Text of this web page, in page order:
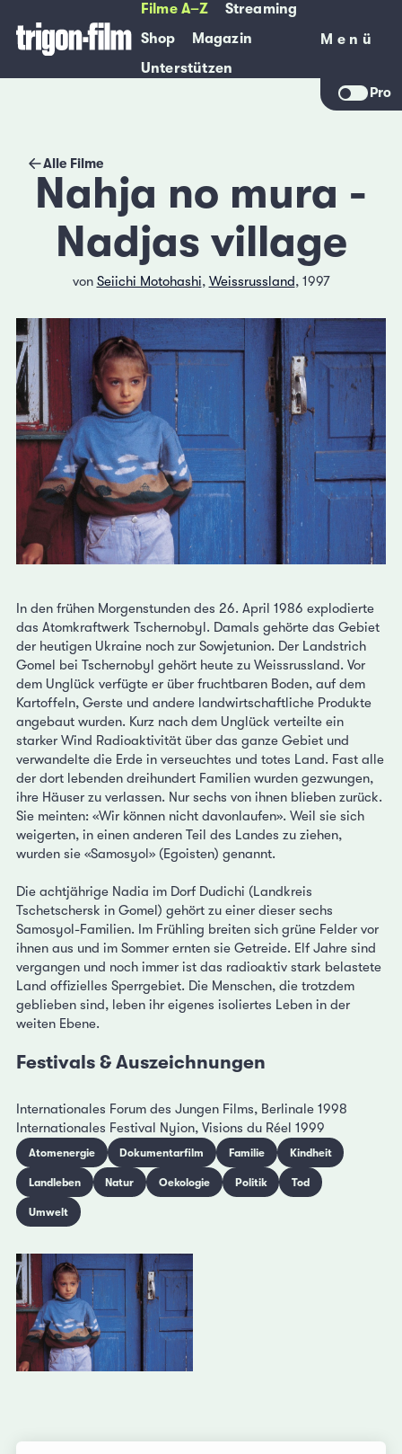
Filme A–Z
Streaming
Shop
Magazin
Unterstützen
Menü
Menü
Pro
Alle Filme
Nahja no mura -
Nadjas village
von Seiichi Motohashi, Weissrussland, 1997
In den frühen Morgenstunden des 26. April 1986 explodierte
das Atomkraftwerk Tschernobyl. Damals gehörte das Gebiet
der heutigen Ukraine noch zur Sowjetunion. Der Landstrich
Gomel bei Tschernobyl gehört heute zu Weissrussland. Vor
dem Unglück verfügte er über fruchtbaren Boden, auf dem
Kartoffeln, Gerste und andere landwirtschaftliche Produkte
angebaut wurden. Kurz nach dem Unglück verteilte ein
starker Wind Radioaktivität über das ganze Gebiet und
verwandelte die Erde in verseuchtes und totes Land. Fast alle
der dort lebenden dreihundert Familien wurden gezwungen,
ihre Häuser zu verlassen. Nur sechs von ihnen blieben zurück.
Sie meinten: «Wir können nicht davonlaufen». Weil sie sich
weigerten, in einen anderen Teil des Landes zu ziehen,
wurden sie «Samosyol» (Egoisten) genannt.
Die achtjährige Nadia im Dorf Dudichi (Landkreis
Tschetschersk in Gomel) gehört zu einer dieser sechs
Samosyol-Familien. Im Frühling breiten sich grüne Felder vor
ihnen aus und im Sommer ernten sie Getreide. Elf Jahre sind
vergangen und noch immer ist das radioaktiv stark belastete
Land offizielles Sperrgebiet. Die Menschen, die trotzdem
geblieben sind, leben ihr eigenes isoliertes Leben in der
weiten Ebene.
Festivals & Auszeichnungen
Internationales Forum des Jungen Films, Berlinale 1998
Internationales Festival Nyion, Visions du Réel 1999
Atomenergie Dokumentarfilm Familie Kindheit
Landleben Natur Oekologie Politik Tod
Umwelt